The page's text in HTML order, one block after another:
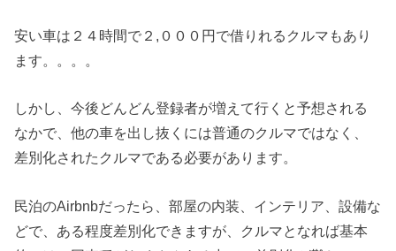
安い車は２４時間で２,０００円で借りれるクルマもあり
ます。。。。
しかし、今後どんどん登録者が増えて行くと予想される
なかで、他の車を出し抜くには普通のクルマではなく、
差別化されたクルマである必要があります。
民泊のAirbnbだったら、部屋の内装、インテリア、設備な
どで、ある程度差別化できますが、クルマとなれば基本